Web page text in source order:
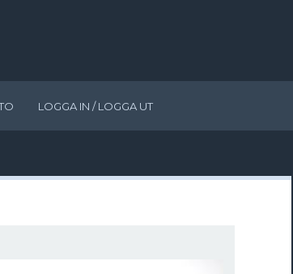
LOGGA IN / LOGGA UT